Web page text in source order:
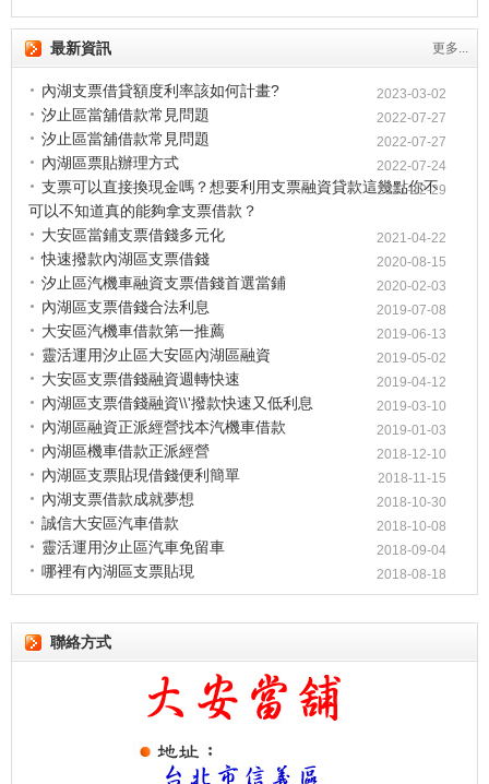
最新資訊 更多...
內湖支票借貸額度利率該如何計畫? 2023-03-02
汐止區當舖借款常見問題 2022-07-27
汐止區當舖借款常見問題 2022-07-27
內湖區票貼辦理方式 2022-07-24
支票可以直接換現金嗎？想要利用支票融資貸款這幾點你不
可以不知道真的能夠拿支票借款？
2021-12-29
大安區當鋪支票借錢多元化 2021-04-22
快速撥款內湖區支票借錢 2020-08-15
汐止區汽機車融資支票借錢首選當鋪 2020-02-03
內湖區支票借錢合法利息 2019-07-08
大安區汽機車借款第一推薦 2019-06-13
靈活運用汐止區大安區內湖區融資 2019-05-02
大安區支票借錢融資週轉快速 2019-04-12
內湖區支票借錢融資\\'撥款快速又低利息 2019-03-10
內湖區融資正派經營找本汽機車借款 2019-01-03
內湖區機車借款正派經營 2018-12-10
內湖區支票貼現借錢便利簡單 2018-11-15
內湖支票借款成就夢想 2018-10-30
誠信大安區汽車借款 2018-10-08
靈活運用汐止區汽車免留車 2018-09-04
哪裡有內湖區支票貼現 2018-08-18
聯絡方式